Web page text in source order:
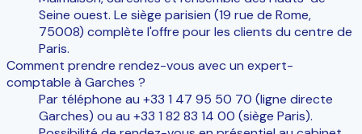
Seine ouest. Le siège parisien (19 rue de Rome,
75008) complète l'offre pour les clients du centre de
Paris.
Comment prendre rendez-vous avec un expert-
comptable à Garches ?
Par téléphone au +33 1 47 95 50 70 (ligne directe
Garches) ou au +33 1 82 83 14 00 (siège Paris).